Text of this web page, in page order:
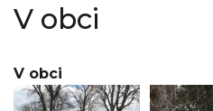
V obci
V obci